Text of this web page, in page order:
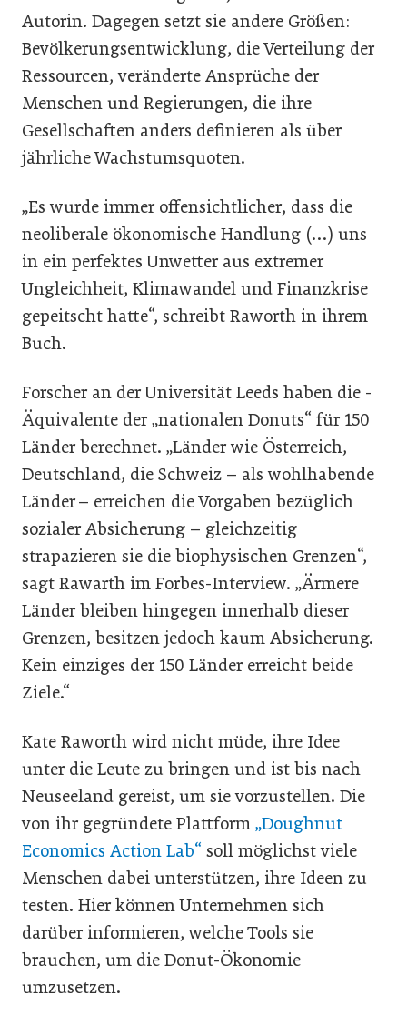
Autorin. Dagegen setzt sie andere Größen:
Bevölkerungsentwicklung, die Verteilung der
Ressourcen, veränderte Ansprüche der
Menschen und Regierungen, die ihre
Gesellschaften anders definieren als über
jährliche Wachstumsquoten.
„Es wurde immer offensichtlicher, dass die
neoliberale ökonomische Handlung (…) uns
in ein perfektes Unwetter aus extremer
Ungleichheit, Klimawandel und Finanzkrise
gepeitscht hatte“, schreibt Raworth in ihrem
Buch.
Forscher an der Universität Leeds haben die ­
Äquivalente der „nationalen Donuts“ für 150
Länder berechnet. „Länder wie Österreich,
Deutschland, die Schweiz – als wohlhabende
Länder – erreichen die Vorgaben bezüglich
sozialer Absicherung – gleichzeitig
strapazieren sie die biophysischen Grenzen“,
sagt Rawarth im Forbes-Interview. „Ärmere
Länder bleiben hingegen innerhalb dieser
Grenzen, besitzen jedoch kaum Absicherung.
Kein einziges der 150 Länder erreicht beide
Ziele.“
Kate Raworth wird nicht müde, ihre Idee
unter die Leute zu bringen und ist bis nach
Neuseeland gereist, um sie vorzustellen. Die
von ihr gegründete Plattform „Doughnut
Economics Action Lab“ soll möglichst viele
Menschen dabei unterstützen, ihre Ideen zu
testen. Hier können Unternehmen sich
darüber informieren, welche Tools sie
brauchen, um die Donut-Ökonomie
umzusetzen.